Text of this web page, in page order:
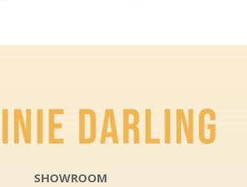
SHOWROOM